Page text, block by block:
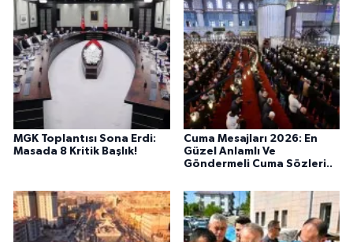
MGK Toplantısı Sona Erdi:
Masada 8 Kritik Başlık!
Cuma Mesajları 2026: En
Güzel Anlamlı Ve
Göndermeli Cuma Sözleri..